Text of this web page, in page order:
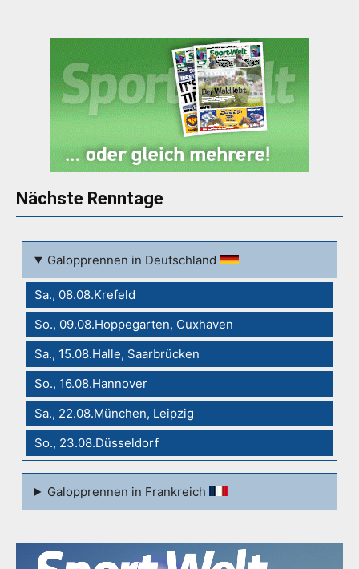
Nächste Renntage
Galopprennen in Deutschland
Sa., 08.08.Krefeld
So., 09.08.Hoppegarten, Cuxhaven
Sa., 15.08.Halle, Saarbrücken
So., 16.08.Hannover
Sa., 22.08.München, Leipzig
So., 23.08.Düsseldorf
Galopprennen in Frankreich